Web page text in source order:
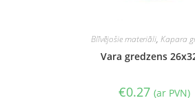
Blīvējošie materiāli, Kapara
Vara gredzens
€0.27 (ar PVN)